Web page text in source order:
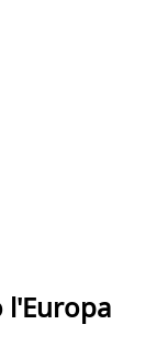
l'Europa